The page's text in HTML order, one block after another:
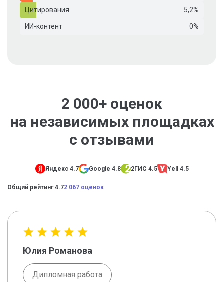
Цитирования 5,2%
ИИ-контент 0%
2 000+ оценок
на независимых площадках
с отзывами
Яндекс 4.7 Google 4.8 2ГИС 4.5 Yell 4.5
Общий рейтинг 4.72 067 оценок
Юлия Романова
Дипломная работа